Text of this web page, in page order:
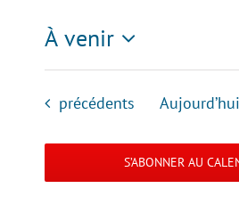
À venir
Sélectionnez
date.
Évènements
précédents Aujourd’hui
S’ABONNER AU